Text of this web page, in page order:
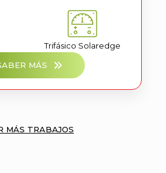
Trifásico Solaredge
MÁS
MÁS TRABAJOS